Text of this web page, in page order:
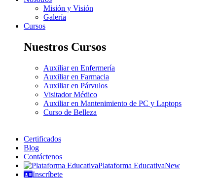
Misión y Visión
Galería
Cursos
Nuestros Cursos
Auxiliar en Enfermería
Auxiliar en Farmacia
Auxiliar en Párvulos
Visitador Médico
Auxiliar en Mantenimiento de PC y Laptops
Curso de Belleza
Certificados
Blog
Contáctenos
Plataforma EducativaNew
Inscríbete